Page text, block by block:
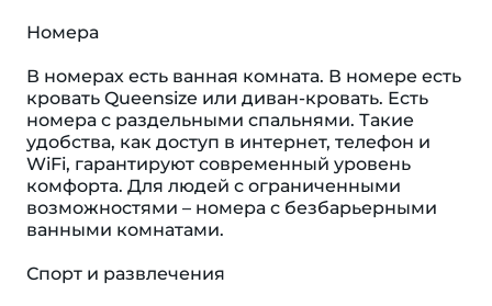
Номера
В номерах есть ванная комната. В номере есть
кровать Queensize или диван-кровать. Есть
номера с раздельными спальнями. Такие
удобства, как доступ в интернет, телефон и
WiFi, гарантируют современный уровень
комфорта. Для людей с ограниченными
возможностями – номера с безбарьерными
ванными комнатами.
Спорт и развлечения